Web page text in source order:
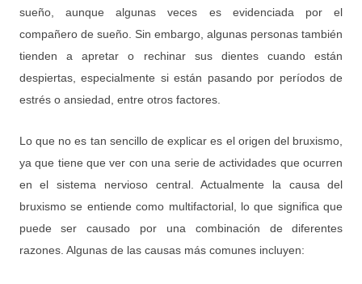
sueño, aunque algunas veces es evidenciada por el
compañero de sueño. Sin embargo, algunas personas también
tienden a apretar o rechinar sus dientes cuando están
despiertas, especialmente si están pasando por períodos de
estrés o ansiedad, entre otros factores.
Lo que no es tan sencillo de explicar es el origen del bruxismo,
ya que tiene que ver con una serie de actividades que ocurren
en el sistema nervioso central. Actualmente la causa del
bruxismo se entiende como multifactorial, lo que significa que
puede ser causado por una combinación de diferentes
razones. Algunas de las causas más comunes incluyen: